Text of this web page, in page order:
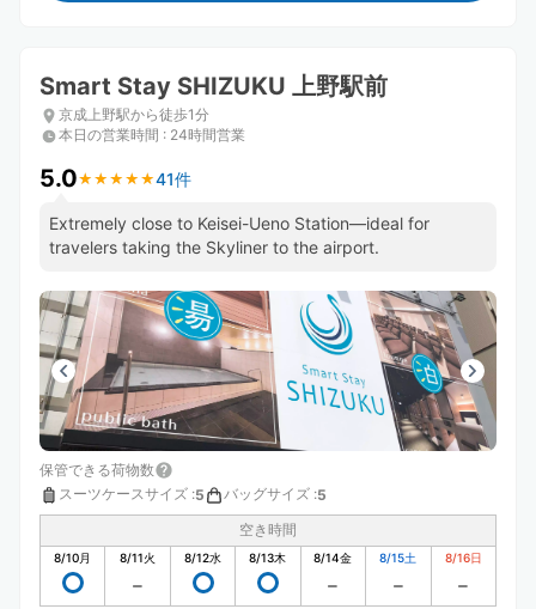
Smart Stay SHIZUKU 上野駅前
京成上野駅から徒歩1分
本日の営業時間 : 24時間営業
5.0★ ★ ★ ★ ★
★ ★ ★ ★ ★41件
Extremely close to Keisei-Ueno Station—ideal for
travelers taking the Skyliner to the airport.
保管できる荷物数
スーツケースサイズ :5 バッグサイズ :5
空き時間
8/10月 8/11火 8/12水 8/13木 8/14金 8/15土 8/16日